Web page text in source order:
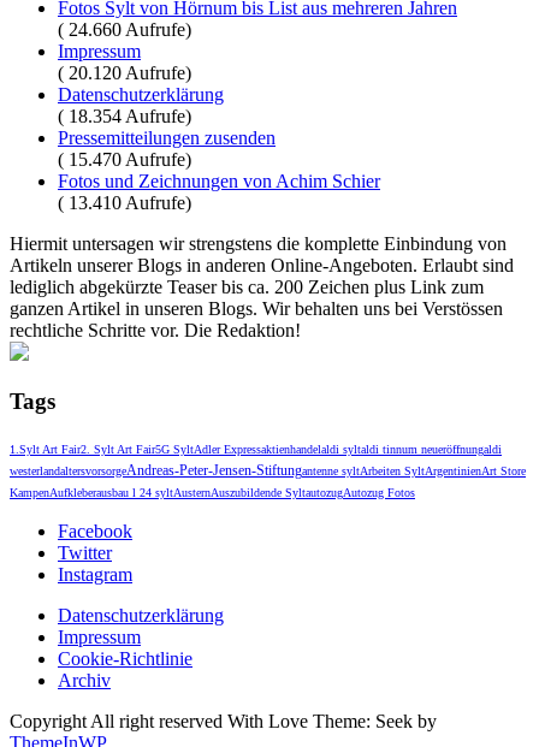
Fotos Sylt von Hörnum bis List aus mehreren Jahren
( 24.660 Aufrufe)
Impressum
( 20.120 Aufrufe)
Datenschutzerklärung
( 18.354 Aufrufe)
Pressemitteilungen zusenden
( 15.470 Aufrufe)
Fotos und Zeichnungen von Achim Schier
( 13.410 Aufrufe)
Hiermit untersagen wir strengstens die komplette Einbindung von
Artikeln unserer Blogs in anderen Online-Angeboten. Erlaubt sind
lediglich abgekürzte Teaser bis ca. 200 Zeichen plus Link zum
ganzen Artikel in unseren Blogs. Wir behalten uns bei Verstössen
rechtliche Schritte vor. Die Redaktion!
Tags
1.Sylt Art Fair2. Sylt Art Fair5G SyltAdler Expressaktienhandelaldi syltaldi tinnum neueröffnungaldi
westerlandaltersvorsorgeAndreas-Peter-Jensen-Stiftungantenne syltArbeiten SyltArgentinienArt Store
KampenAufkleberausbau l 24 syltAusternAuszubildende SyltautozugAutozug Fotos
Facebook
Twitter
Instagram
Datenschutzerklärung
Impressum
Cookie-Richtlinie
Archiv
Copyright All right reserved With Love Theme: Seek by